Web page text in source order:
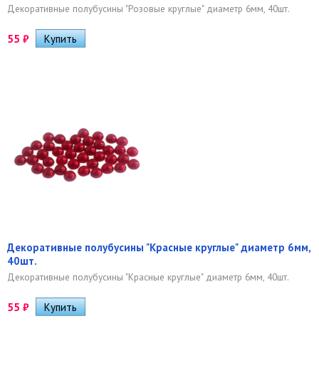
Декоративные полубусины "Розовые круглые" диаметр 6мм, 40шт.
55 ₽
Декоративные полубусины "Красные круглые" диаметр 6мм,
40шт.
Декоративные полубусины "Красные круглые" диаметр 6мм, 40шт.
55 ₽